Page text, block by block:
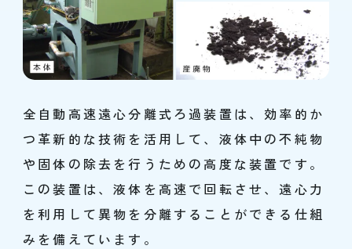
全自動高速遠心分離式ろ過装置は、効率的か
つ革新的な技術を活用して、液体中の不純物
や固体の除去を行うための高度な装置です。
この装置は、液体を高速で回転させ、遠心力
を利用して異物を分離することができる仕組
みを備えています。